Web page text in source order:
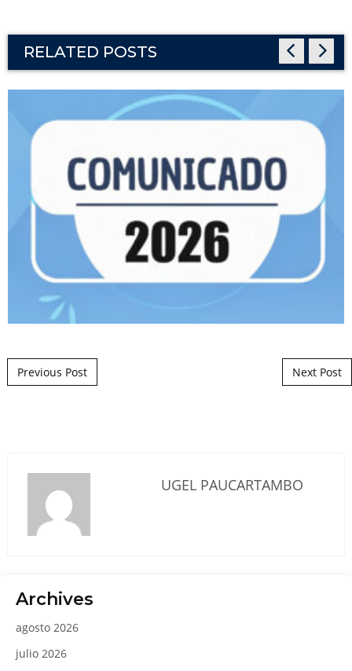
RELATED POSTS
Post navigation
Previous Post Next Post
UGEL PAUCARTAMBO
Archives
agosto 2026
julio 2026